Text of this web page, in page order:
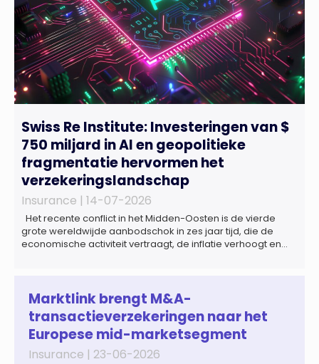
Swiss Re Institute: Investeringen van $
750 miljard in AI en geopolitieke
fragmentatie hervormen het
verzekeringslandschap
Insurance | 14-07-2026
Het recente conflict in het Midden-Oosten is de vierde
grote wereldwijde aanbodschok in zes jaar tijd, die de
economische activiteit vertraagt, de inflatie verhoogt en
wereldwijd naar verwachting afnemen tot 1,3% in reële
termen in […]
Marktlink brengt M&A-
transactieverzekeringen naar het
Europese mid-marketsegment
Insurance | 23-06-2026